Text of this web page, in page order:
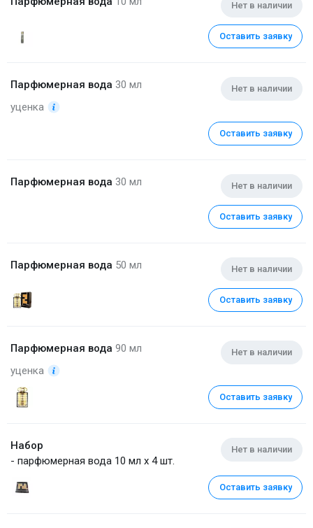
Нет в наличии
Оставить заявку
Парфюмерная вода 30 мл
уценка
Нет в наличии
Оставить заявку
Парфюмерная вода 30 мл Нет в наличии
Оставить заявку
Парфюмерная вода 50 мл Нет в наличии
Оставить заявку
Парфюмерная вода 90 мл
уценка
Нет в наличии
Оставить заявку
Набор
- парфюмерная вода 10 мл x 4 шт.
Нет в наличии
Оставить заявку